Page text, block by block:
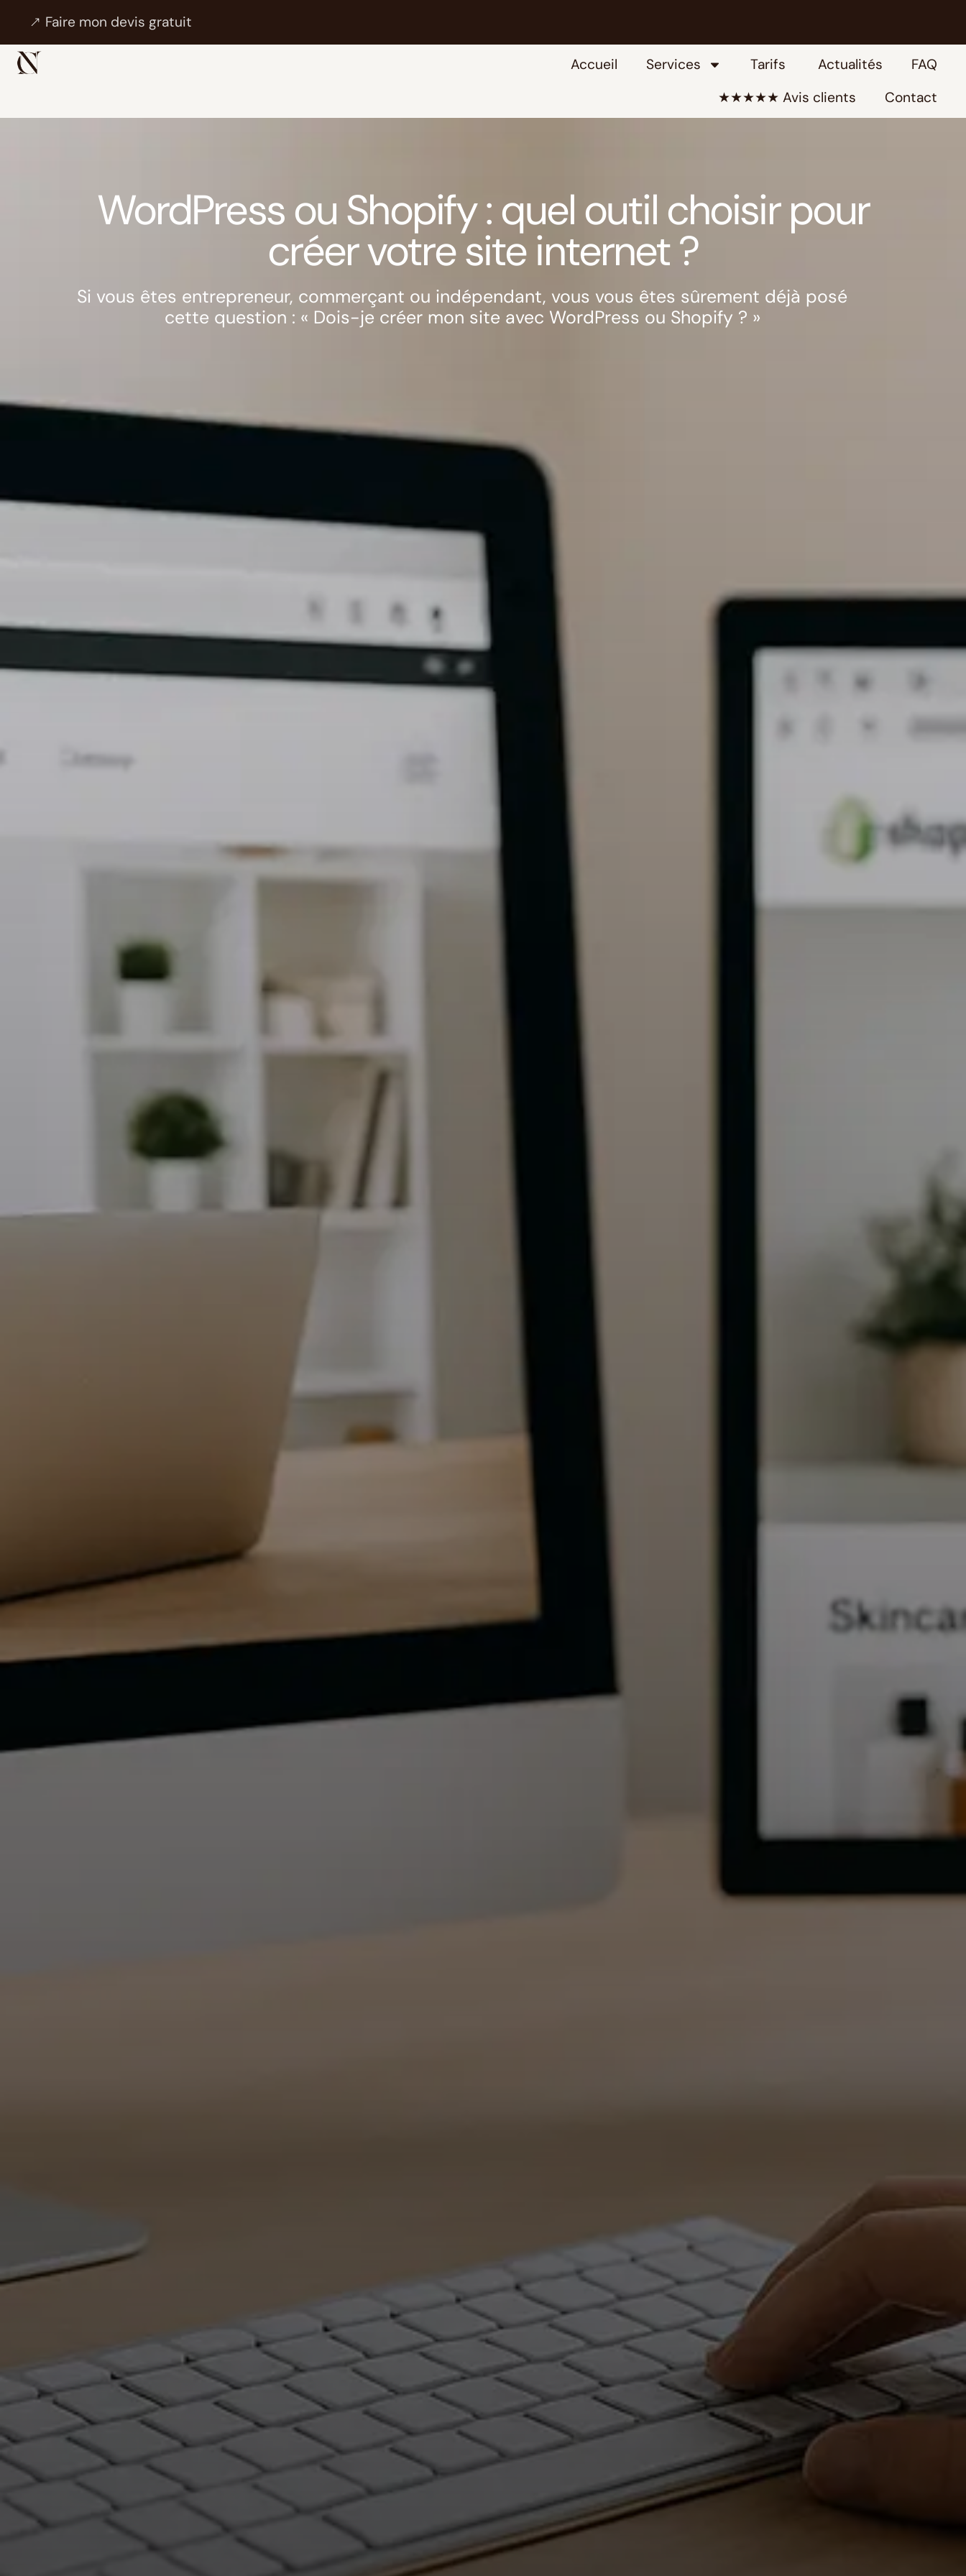
Faire mon devis gratuit
Accueil Services Tarifs Actualités
FAQ
★★★★★ Avis clients
Contact
WordPress ou Shopify : quel outil choisir pour
créer votre site internet ?
Si vous êtes entrepreneur, commerçant ou indépendant, vous vous êtes sûrement déjà posé
cette question : « Dois-je créer mon site avec WordPress ou Shopify ? »